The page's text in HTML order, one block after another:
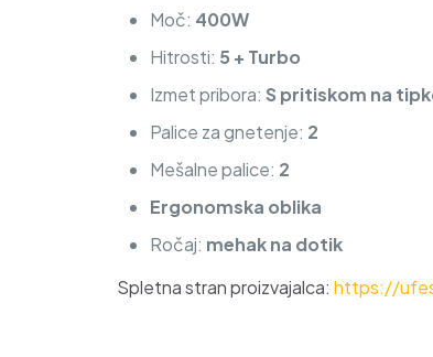
Moč: 400W
Hitrosti: 5 + Turbo
Izmet pribora: S pritiskom na
Palice za gnetenje: 2
Mešalne palice: 2
Ergonomska oblika
Ročaj: mehak na dotik
Spletna stran proizvajalca: https://